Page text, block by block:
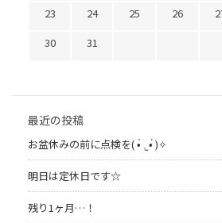
23
24 25 26
30
31
最近の投稿
お盆休みの前に点検を( •̀ .̫ •́ )✧
明日は定休日です☆
残り1ヶ月…！